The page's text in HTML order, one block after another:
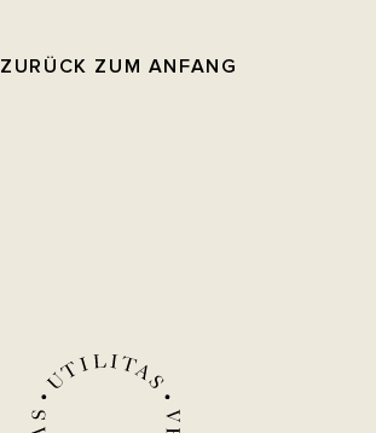
ZURÜCK ZUM ANFANG